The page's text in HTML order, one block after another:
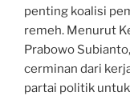
penting koalisi
remeh. Menurut
Prabowo
cerminan dari
partai politik